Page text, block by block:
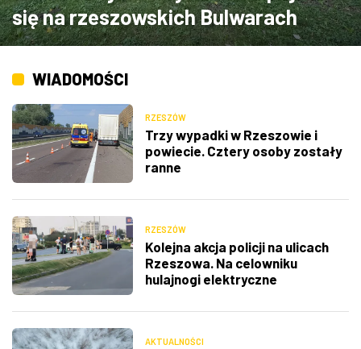
ZDJĘCIA
W RZESZOWIE
się na rzeszowskich Bulwarach
WIADOMOŚCI
RZESZÓW
Trzy wypadki w Rzeszowie i
powiecie. Cztery osoby zostały
ranne
RZESZÓW
Kolejna akcja policji na ulicach
Rzeszowa. Na celowniku
hulajnogi elektryczne
AKTUALNOŚCI